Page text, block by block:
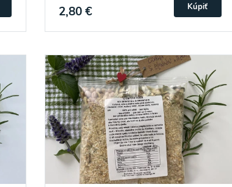
2,80 € Kúpiť